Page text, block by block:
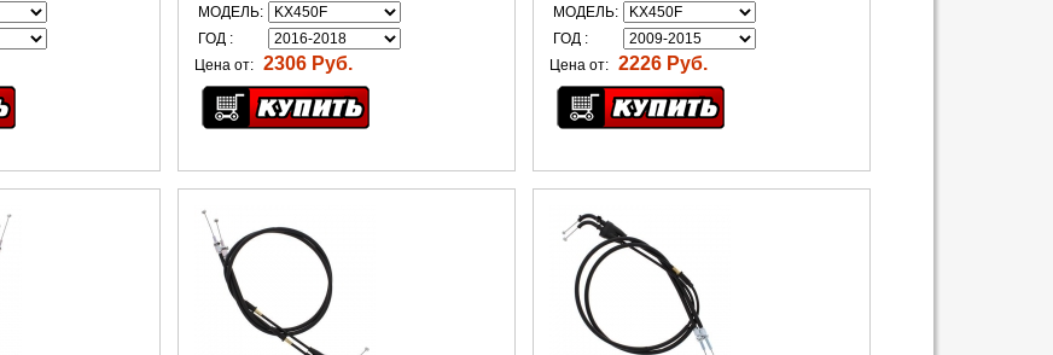
МОДЕЛЬ:
ГОД :
Цена от: 2306 Руб.
МОДЕЛЬ:
ГОД :
Цена от: 2226 Руб.